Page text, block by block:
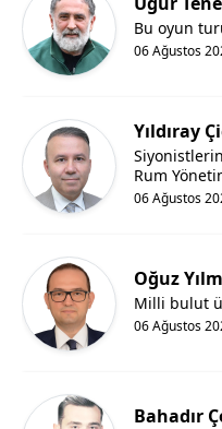
06 Ağustos
Bu oyun
Yıldıray
06 Ağustos
Rum
Oğuz
06 Ağustos
Milli bulut
Bahadır